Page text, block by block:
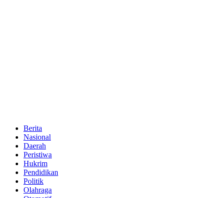
Berita
Nasional
Daerah
Peristiwa
Hukrim
Pendidikan
Politik
Olahraga